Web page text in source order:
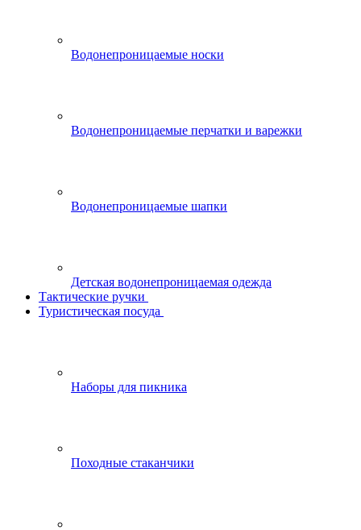
Водонепроницаемые носки
Водонепроницаемые перчатки и варежки
Водонепроницаемые шапки
Детская водонепроницаемая одежда
Тактические ручки
Туристическая посуда
Наборы для пикника
Походные стаканчики